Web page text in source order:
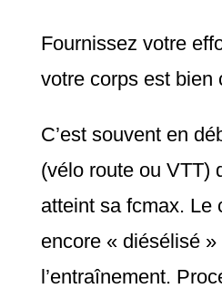
Fournissez votre
votre corps est bien
C’est souvent en
(vélo route ou VTT)
atteint sa fcmax. Le
encore « diésélisé
l’entraînement.